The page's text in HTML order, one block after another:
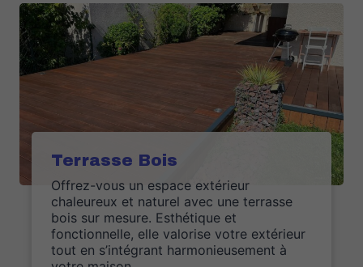
Terrasse Bois
Offrez-vous un espace extérieur
chaleureux et naturel avec une terrasse
bois sur mesure. Esthétique et
fonctionnelle, elle valorise votre extérieur
tout en s’intégrant harmonieusement à